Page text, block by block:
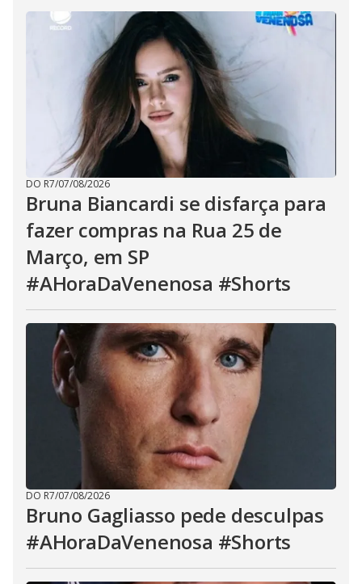
DO R7/07/08/2026
Bruna Biancardi se disfarça para
fazer compras na Rua 25 de
Março, em SP
#AHoraDaVenenosa #Shorts
DO R7/07/08/2026
Bruno Gagliasso pede desculpas
#AHoraDaVenenosa #Shorts